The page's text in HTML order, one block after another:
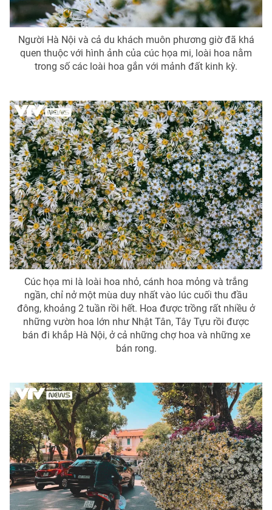
Video Shorts video
VTV Money VTV Thể thao
Thị trường 24h Tấm lòng Việt
VTV4 Vươn mình bằng AI
VTV9 VTV8
Liên hệ tòa soạn English
THỜI BÁO VTV
Cơ quan chủ quản:Đài Truyền hình Việt Nam
Cơ quan báo chí:Thời báo VTV
Giấy phép hoạt động báo in và báo điện tử số 483/GP-BTTTT
cấp ngày 29/12/2023
Tổng Biên tập:Vũ Thanh Thủy
Phó Tổng Biên tập:
Nguyễn Thị Mỹ Hạnh, Phạm Quốc Thắng,
Nguyễn Trọng Ninh
Tổng đài VTV:024.38 355 931 - 024.38 355 932
Người Hà Nội và cả du khách muôn phương giờ đã khá
quen thuộc với hình ảnh của cúc họa mi, loài hoa nằm
trong số các loài hoa gắn với mảnh đất kinh kỳ.
Cúc họa mi là loài hoa nhỏ, cánh hoa mỏng và trắng
ngần, chỉ nở một mùa duy nhất vào lúc cuối thu đầu
đông, khoảng 2 tuần rồi hết. Hoa được trồng rất nhiều ở
những vườn hoa lớn như Nhật Tân, Tây Tựu rồi được
bán đi khắp Hà Nội, ở cả những chợ hoa và những xe
bán rong.